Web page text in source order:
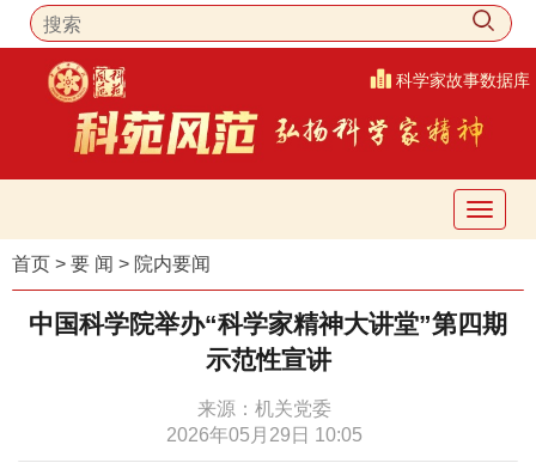
科学家故事数据库
首页 > 要 闻 > 院内要闻
中国科学院举办“科学家精神大讲堂”第四期
示范性宣讲
来源：机关党委
2026年05月29日 10:05